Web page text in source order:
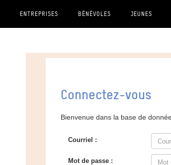
ENTREPRISES BÉNÉVOLES JEUNES
Connectez-vous
Bienvenue dans la base de
Courriel :
Mot de passe :